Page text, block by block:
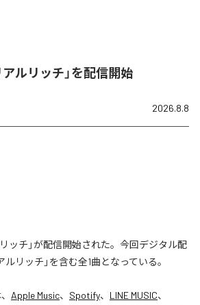
ルリッチ」を配信開始
2026.8.8
ッチ」が配信開始された。今回デジタル配
リッチ」を含む全1曲となっている。
Apple Music、 Spotify、 LINE MUSIC、